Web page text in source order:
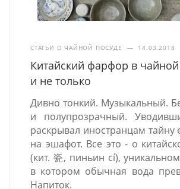
СТАТЬИ О ЧАЙНОЙ ПОСУДЕ — 14.03.2018
Китайский фарфор в чайной
и не только
Дивно тонкий. Музыкальный.
и полупрозрачный.
раскрывал иностранцам тайну
на эшафот. Все это - о
(кит. 瓷, пиньин cí),
в котором обычная вода
Напиток.